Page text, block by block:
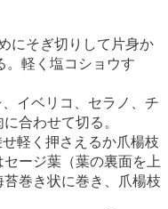
にそぎ切りして片身か
。軽く塩コショウす
イベリコ、セラノ、チ
合わせて切る。
軽く押さえるか爪楊枝
ージ葉（葉の裏面を上
巻き状に巻き、爪楊枝